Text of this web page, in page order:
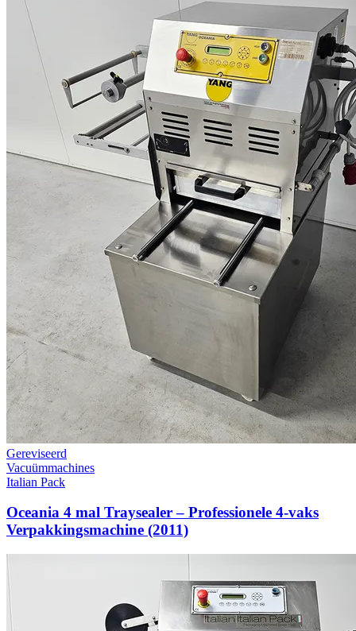
Gereviseerd
Vacuümmachines
Italian Pack
Oceania 4 mal Traysealer – Professionele 4-vaks
Verpakkingsmachine (2011)